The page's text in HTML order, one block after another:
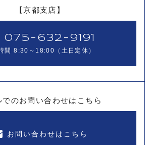
【京都支店】
075-632-9191
間 8:30～18:00（土日定休）
でのお問い合わせはこちら
お問い合わせはこちら